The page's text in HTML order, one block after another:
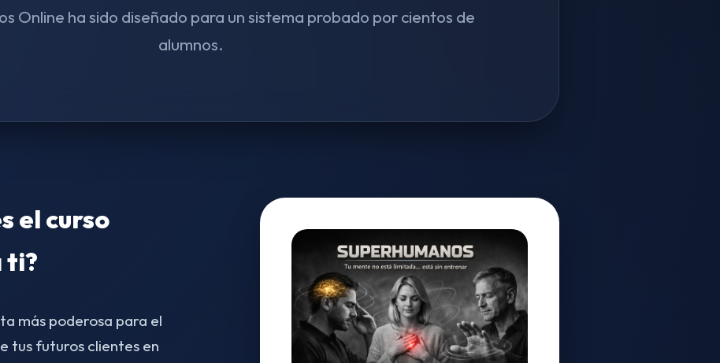
Online ha sido diseñado para un sistema probado por cientos de
alumnos.
el curso
ti?
más poderosa para el
tus futuros clientes en